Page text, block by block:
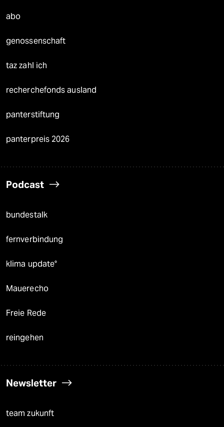
abo
genossenschaft
taz zahl ich
recherchefonds ausland
panterstiftung
panterpreis 2026
Podcast
bundestalk
fernverbindung
klima update°
Mauerecho
Freie Rede
reingehen
Newsletter
team zukunft